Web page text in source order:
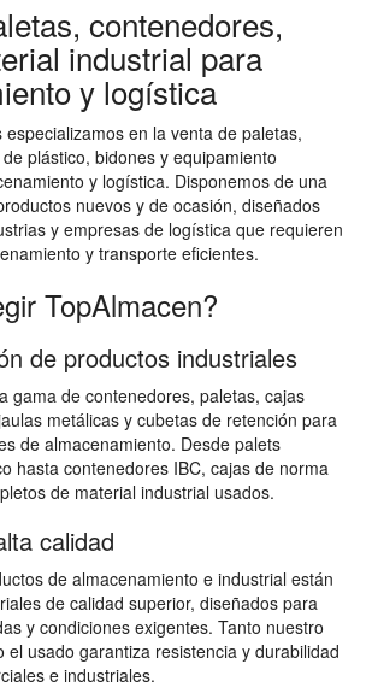
contenedores,
industrial para
y logística
especializamos en la venta de paletas,
plástico, bidones y equipamiento
y logística. Disponemos de una
nuevos y de ocasión, diseñados
y empresas de logística que requieren
y transporte eficientes.
TopAlmacen?
de productos industriales
gama de contenedores, paletas, cajas
metálicas y cubetas de retención para
de almacenamiento. Desde palets
hasta contenedores IBC, cajas de norma
de material industrial usados.
calidad
de almacenamiento e industrial están
de calidad superior, diseñados para
y condiciones exigentes. Tanto nuestro
el usado garantiza resistencia y durabilidad
e industriales.